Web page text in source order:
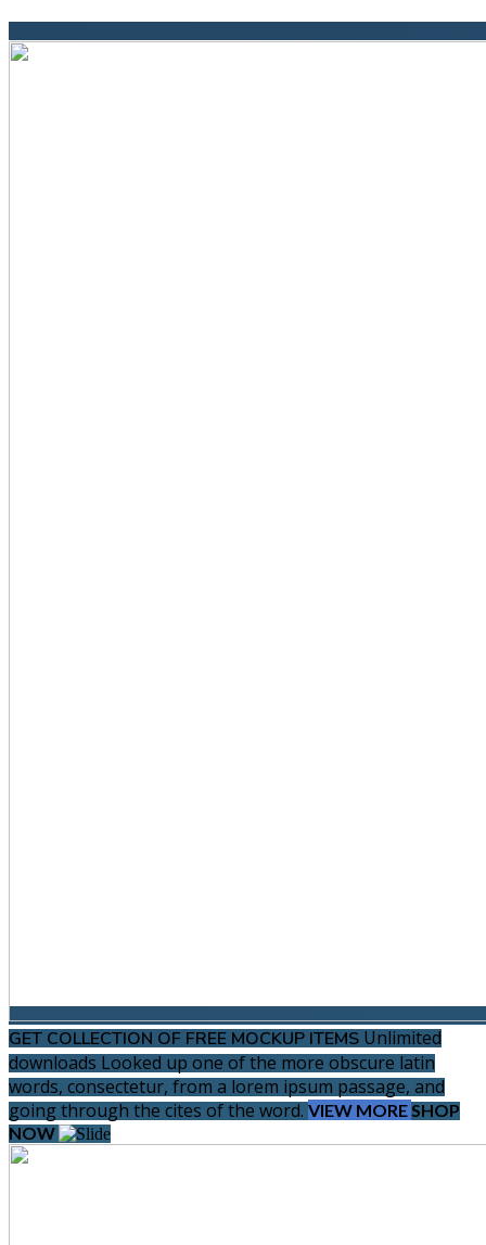
GET COLLECTION OF FREE MOCKUP ITEMSUnlimited
downloadsLooked up one of the more obscure latin
words, consectetur, from a lorem ipsum passage, and
going through the cites of the word.VIEW MORE SHOP
NOW